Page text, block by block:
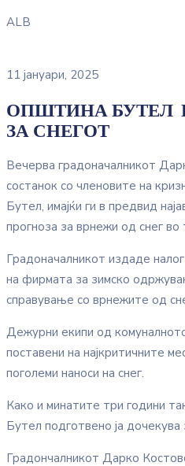
ALB
11 јануари, 2025
ОПШТИНА БУТЕЛ
ЗА СНЕГОТ
Вечерва градоначалникот
состанок со членовите на
Бутел, имајќи ги в предвид
прогноза за врнежи од снег во
Градоначалникот издаде
на фирмата за зимско
справување со врнежите од
Дежурни екипи од
поставени на најкритичните
поголеми наноси на снег.
Како и минатите три години
Бутел подготвено ја дочекува
Градончалникот Дарко